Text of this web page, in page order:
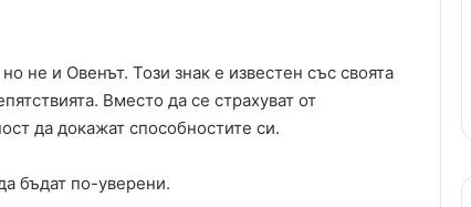
не и Овенът. Този знак е известен със своята
Вместо да се страхуват от
да докажат способностите си.
бъдат по-уверени.